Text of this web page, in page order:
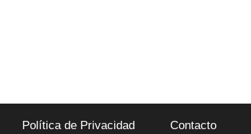
Política de Privacidad Contacto